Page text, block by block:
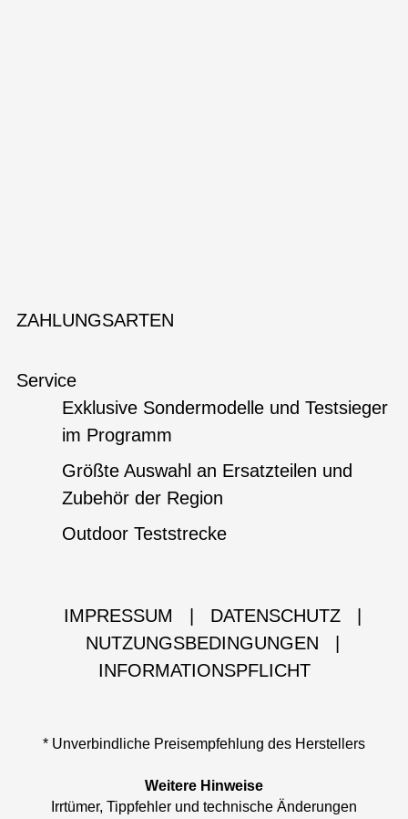
ZAHLUNGSARTEN
Service
Exklusive Sondermodelle und Testsieger
im Programm
Größte Auswahl an Ersatzteilen und
Zubehör der Region
Outdoor Teststrecke
IMPRESSUM DATENSCHUTZ
NUTZUNGSBEDINGUNGEN
INFORMATIONSPFLICHT
* Unverbindliche Preisempfehlung des Herstellers
Weitere Hinweise
Irrtümer, Tippfehler und technische Änderungen